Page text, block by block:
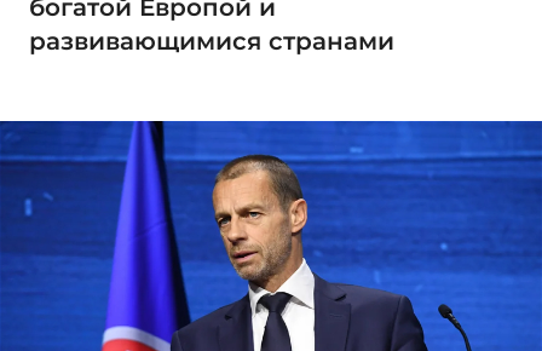
богатой Европой и
развивающимися странами